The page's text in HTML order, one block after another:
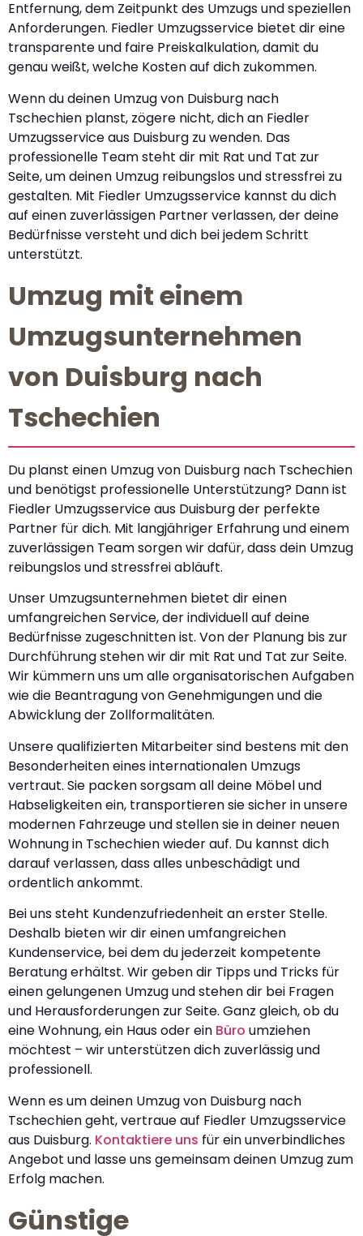
Entfernung, dem Zeitpunkt des Umzugs und speziellen
Anforderungen. Fiedler Umzugsservice bietet dir eine
transparente und faire Preiskalkulation, damit du
genau weißt, welche Kosten auf dich zukommen.
Wenn du deinen Umzug von Duisburg nach
Tschechien planst, zögere nicht, dich an Fiedler
Umzugsservice aus Duisburg zu wenden. Das
professionelle Team steht dir mit Rat und Tat zur
Seite, um deinen Umzug reibungslos und stressfrei zu
gestalten. Mit Fiedler Umzugsservice kannst du dich
auf einen zuverlässigen Partner verlassen, der deine
Bedürfnisse versteht und dich bei jedem Schritt
unterstützt.
Umzug mit einem
Umzugsunternehmen
von Duisburg nach
Tschechien
Du planst einen Umzug von Duisburg nach Tschechien
und benötigst professionelle Unterstützung? Dann ist
Fiedler Umzugsservice aus Duisburg der perfekte
Partner für dich. Mit langjähriger Erfahrung und einem
zuverlässigen Team sorgen wir dafür, dass dein Umzug
reibungslos und stressfrei abläuft.
Unser Umzugsunternehmen bietet dir einen
umfangreichen Service, der individuell auf deine
Bedürfnisse zugeschnitten ist. Von der Planung bis zur
Durchführung stehen wir dir mit Rat und Tat zur Seite.
Wir kümmern uns um alle organisatorischen Aufgaben
wie die Beantragung von Genehmigungen und die
Abwicklung der Zollformalitäten.
Unsere qualifizierten Mitarbeiter sind bestens mit den
Besonderheiten eines internationalen Umzugs
vertraut. Sie packen sorgsam all deine Möbel und
Habseligkeiten ein, transportieren sie sicher in unsere
modernen Fahrzeuge und stellen sie in deiner neuen
Wohnung in Tschechien wieder auf. Du kannst dich
darauf verlassen, dass alles unbeschädigt und
ordentlich ankommt.
Bei uns steht Kundenzufriedenheit an erster Stelle.
Deshalb bieten wir dir einen umfangreichen
Kundenservice, bei dem du jederzeit kompetente
Beratung erhältst. Wir geben dir Tipps und Tricks für
einen gelungenen Umzug und stehen dir bei Fragen
und Herausforderungen zur Seite. Ganz gleich, ob du
eine Wohnung, ein Haus oder ein Büro umziehen
möchtest – wir unterstützen dich zuverlässig und
professionell.
Wenn es um deinen Umzug von Duisburg nach
Tschechien geht, vertraue auf Fiedler Umzugsservice
aus Duisburg. Kontaktiere uns für ein unverbindliches
Angebot und lasse uns gemeinsam deinen Umzug zum
Erfolg machen.
Günstige